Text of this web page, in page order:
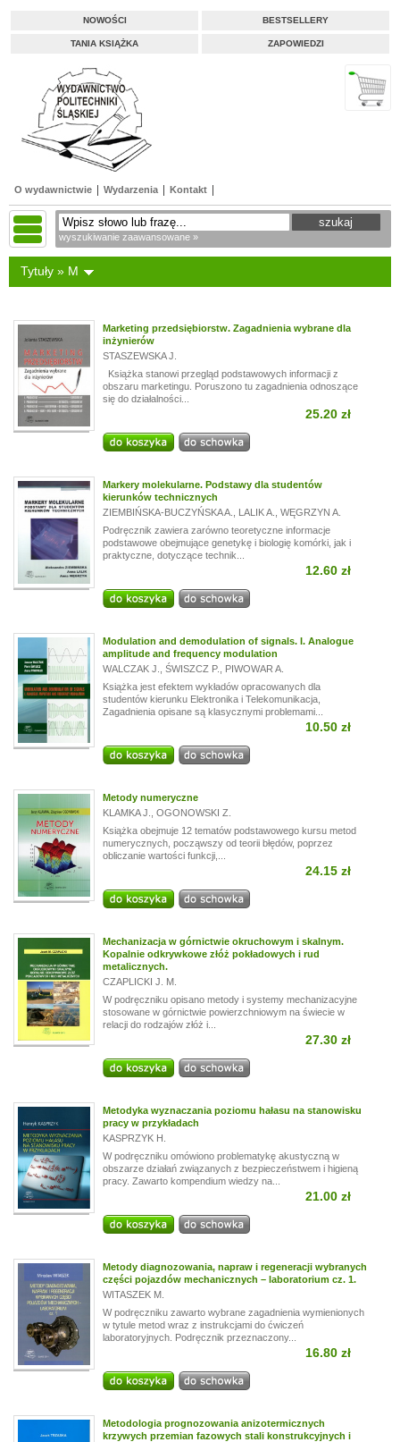
NOWOŚCI BESTSELLERY
TANIA KSIĄŻKA ZAPOWIEDZI
O wydawnictwie Wydarzenia Kontakt
wyszukiwanie zaawansowane »
Tytuły » M
Marketing przedsiębiorstw. Zagadnienia wybrane dla
inżynierów
STASZEWSKA J.
Książka stanowi przegląd podstawowych informacji z
obszaru marketingu. Poruszono tu zagadnienia odnoszące
się do działalności...
25.20 zł
Markery molekularne. Podstawy dla studentów
kierunków technicznych
ZIEMBIŃSKA-BUCZYŃSKA A.
LALIK A.
WĘGRZYN A.
Podręcznik zawiera zarówno teoretyczne informacje
podstawowe obejmujące genetykę i biologię komórki, jak i
praktyczne, dotyczące technik...
12.60 zł
Modulation and demodulation of signals. I. Analogue
amplitude and frequency modulation
WALCZAK J.
ŚWISZCZ P.
PIWOWAR A.
Książka jest efektem wykładów opracowanych dla
studentów kierunku Elektronika i Telekomunikacja,
Zagadnienia opisane są klasycznymi problemami...
10.50 zł
Metody numeryczne
KLAMKA J.
OGONOWSKI Z.
Książka obejmuje 12 tematów podstawowego kursu metod
numerycznych, począwszy od teorii błędów, poprzez
obliczanie wartości funkcji,...
24.15 zł
Mechanizacja w górnictwie okruchowym i skalnym.
Kopalnie odkrywkowe złóż pokładowych i rud
metalicznych.
CZAPLICKI J. M.
W podręczniku opisano metody i systemy mechanizacyjne
stosowane w górnictwie powierzchniowym na świecie w
relacji do rodzajów złóż i...
27.30 zł
Metodyka wyznaczania poziomu hałasu na stanowisku
pracy w przykładach
KASPRZYK H.
W podręczniku omówiono problematykę akustyczną w
obszarze działań związanych z bezpieczeństwem i higieną
pracy. Zawarto kompendium wiedzy na...
21.00 zł
Metody diagnozowania, napraw i regeneracji wybranych
części pojazdów mechanicznych – laboratorium cz. 1.
WITASZEK M.
W podręczniku zawarto wybrane zagadnienia wymienionych
w tytule metod wraz z instrukcjami do ćwiczeń
laboratoryjnych. Podręcznik przeznaczony...
16.80 zł
Metodologia prognozowania anizotermicznych
krzywych przemian fazowych stali konstrukcyjnych i